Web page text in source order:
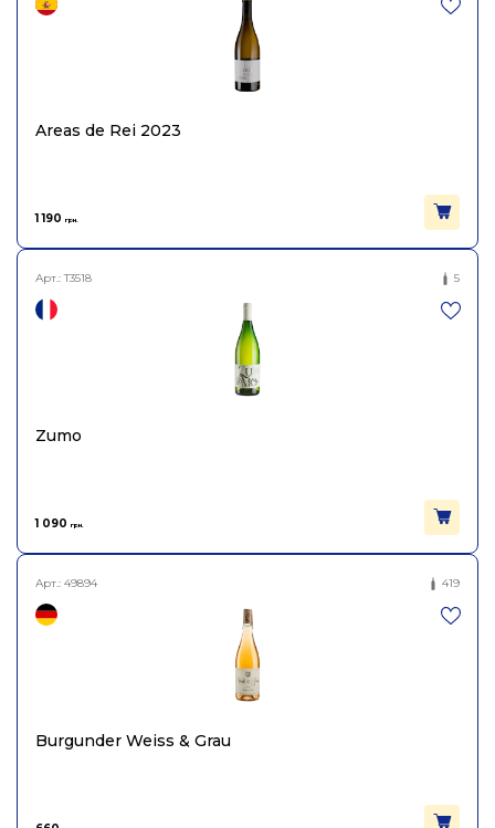
Об'єм
Areas de Rei 2023
1 190 грн.
Арт.:T3518 5
Zumo
1 090 грн.
Арт.: 49894 419
Burgunder Weiss & Grau